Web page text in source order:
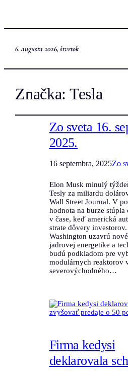
6. augusta 2026, štvrtok
Značka: Tesla
Zo sveta 16.
2025.
16 septembra, 2025Zo
Elon Musk minulý
Tesly za miliardu
Wall Street Journal. V
hodnota na burze stúpla
v čase, keď americká
strate dôvery
Washington uzavrú
jadrovej energetike a
budú podkladom pre
modulárnych reaktorov
severovýchodného…
Firma kedysi
deklarovala